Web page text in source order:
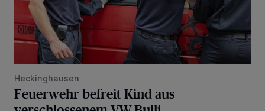
Heckinghausen
Feuerwehr befreit Kind aus